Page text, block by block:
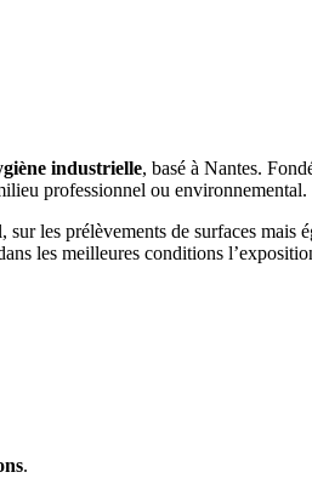
industrielle, basé à Nantes.
professionnel ou environnemental.
les prélèvements de surfaces
les meilleures conditions
.